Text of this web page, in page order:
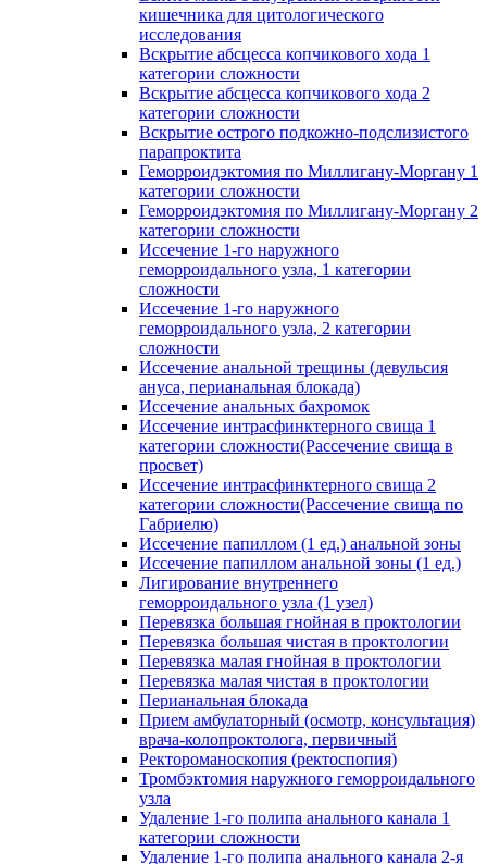
кишечника для цитологического
исследования
Вскрытие абсцесса копчикового хода 1
категории сложности
Вскрытие абсцесса копчикового хода 2
категории сложности
Вскрытие острого подкожно-подслизистого
парапроктита
Геморроидэктомия по Миллигану-Моргану 1
категории сложности
Геморроидэктомия по Миллигану-Моргану 2
категории сложности
Иссечение 1-го наружного
геморроидального узла, 1 категории
сложности
Иссечение 1-го наружного
геморроидального узла, 2 категории
сложности
Иссечение анальной трещины (девульсия
ануса, перианальная блокада)
Иссечение анальных бахромок
Иссечение интрасфинктерного свища 1
категории сложности(Рассечение свища в
просвет)
Иссечение интрасфинктерного свища 2
категории сложности(Рассечение свища по
Габриелю)
Иссечение папиллом (1 ед.) анальной зоны
Иссечение папиллом анальной зоны (1 ед.)
Лигирование внутреннего
геморроидального узла (1 узел)
Перевязка большая гнойная в проктологии
Перевязка большая чистая в проктологии
Перевязка малая гнойная в проктологии
Перевязка малая чистая в проктологии
Перианальная блокада
Прием амбулаторный (осмотр, консультация)
врача-колопроктолога, первичный
Ректороманоскопия (ректоспопия)
Тромбэктомия наружного геморроидального
узла
Удаление 1-го полипа анального канала 1
категории сложности
Удаление 1-го полипа анального канала 2-я